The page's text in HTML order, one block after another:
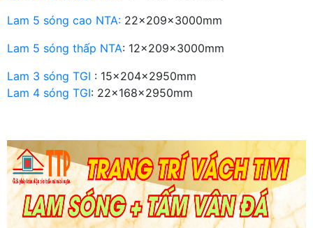
Lam 5 sóng cao NTA: 22x209x3000mm
Lam 5 sóng thấp NTA: 12x209x3000mm
Lam 3 sóng TGI : 15x204x2950mm
Lam 4 sóng TGI: 22x168x2950mm